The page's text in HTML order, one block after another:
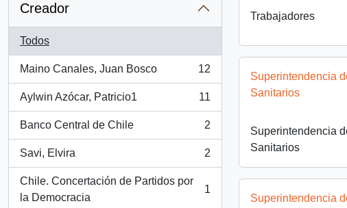
Creador
Todos
Maino Canales, Juan Bosco
, 12 resultados
12
Aylwin Azócar, Patricio1
, 11 resultados
11
Banco Central de Chile
, 2 resultados
2
Savi, Elvira
, 2 resultados
2
Chile. Concertación de Partidos por
la Democracia
, 1 resultados
1
Trabajadores
Superintendencia
Sanitarios
Superintendencia
Sanitarios
Superintendencia